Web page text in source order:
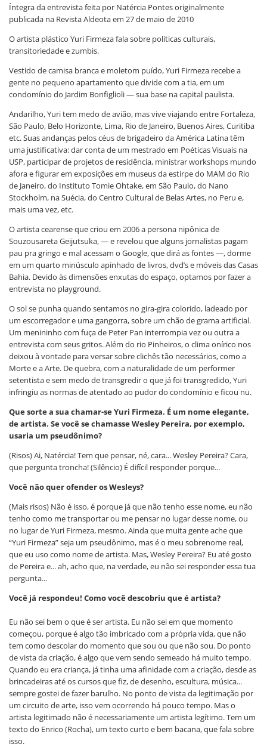
Íntegra da entrevista feita por Natércia Pontes originalmente
publicada na Revista Aldeota em 27 de maio de 2010
O artista plástico Yuri Firmeza fala sobre políticas culturais,
transitoriedade e zumbis.
Vestido de camisa branca e moletom puído, Yuri Firmeza recebe a
gente no pequeno apartamento que divide com a tia, em um
condomínio do Jardim Bonfiglioli — sua base na capital paulista.
Andarilho, Yuri tem medo de avião, mas vive viajando entre Fortaleza,
São Paulo, Belo Horizonte, Lima, Rio de Janeiro, Buenos Aires, Curitiba
etc. Suas andanças pelos céus de brigadeiro da América Latina têm
uma justificativa: dar conta de um mestrado em Poéticas Visuais na
USP, participar de projetos de residência, ministrar workshops mundo
afora e figurar em exposições em museus da estirpe do MAM do Rio
de Janeiro, do Instituto Tomie Ohtake, em São Paulo, do Nano
Stockholm, na Suécia, do Centro Cultural de Belas Artes, no Peru e,
mais uma vez, etc.
O artista cearense que criou em 2006 a persona nipônica de
Souzousareta Geijutsuka, — e revelou que alguns jornalistas pagam
pau pra gringo e mal acessam o Google, que dirá as fontes —, dorme
em um quarto minúsculo apinhado de livros, dvd’s e móveis das Casas
Bahia. Devido às dimensões enxutas do espaço, optamos por fazer a
entrevista no playground.
O sol se punha quando sentamos no gira-gira colorido, ladeado por
um escorregador e uma gangorra, sobre um chão de grama artificial.
Um menininho com fuça de Peter Pan interrompia vez ou outra a
entrevista com seus gritos. Além do rio Pinheiros, o clima onírico nos
deixou à vontade para versar sobre clichês tão necessários, como a
Morte e a Arte. De quebra, com a naturalidade de um performer
setentista e sem medo de transgredir o que já foi transgredido, Yuri
infringiu as normas de atentado ao pudor do condomínio e ficou nu.
Que sorte a sua chamar-se Yuri Firmeza. É um nome elegante,
de artista. Se você se chamasse Wesley Pereira, por exemplo,
usaria um pseudônimo?
(Risos) Ai, Natércia! Tem que pensar, né, cara... Wesley Pereira? Cara,
que pergunta troncha! (Silêncio) É difícil responder porque...
Você não quer ofender os Wesleys?
(Mais risos) Não é isso, é porque já que não tenho esse nome, eu não
tenho como me transportar ou me pensar no lugar desse nome, ou
no lugar de Yuri Firmeza, mesmo. Ainda que muita gente ache que
“Yuri Firmeza” seja um pseudônimo, mas é o meu sobrenome real,
que eu uso como nome de artista. Mas, Wesley Pereira? Eu até gosto
de Pereira e... ah, acho que, na verdade, eu não sei responder essa tua
pergunta...
Você já respondeu! Como você descobriu que é artista?
Eu não sei bem o que é ser artista. Eu não sei em que momento
começou, porque é algo tão imbricado com a própria vida, que não
tem como descolar do momento que sou ou que não sou. Do ponto
de vista da criação, é algo que vem sendo semeado há muito tempo.
Quando eu era criança, já tinha uma afinidade com a criação, desde as
brincadeiras até os cursos que fiz, de desenho, escultura, música...
sempre gostei de fazer barulho. No ponto de vista da legitimação por
um circuito de arte, isso vem ocorrendo há pouco tempo. Mas o
artista legitimado não é necessariamente um artista legítimo. Tem um
texto do Enrico (Rocha), um texto curto e bem bacana, que fala sobre
isso.